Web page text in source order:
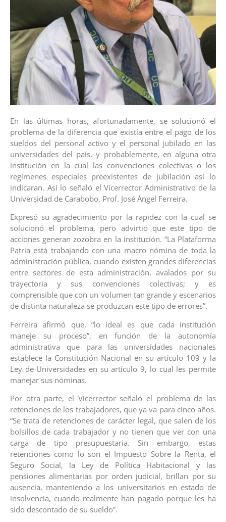
En las últimas horas, afortunadamente, se solucionó el
problema de la diferencia que existía entre el pago de los
sueldos del personal activo y el personal jubilado en las
universidades del país, y probablemente, en alguna otra
institución en la cual las convenciones colectivas o los
regímenes especiales preexistentes de jubilación así lo
indicaran. Así lo señaló el Vicerrector Administrativo de la
Universidad de Carabobo, Prof. José Ángel Ferreira.
Expresó su agradecimiento por la rapidez con la cual se
solucionó el problema, pero advirtió que este tipo de
acciones generan zozobra en la institución. “La Plataforma
Patria está trabajando con una macro nómina de toda la
administración pública, cuando existen grandes diferencias
entre sectores de esta administración, avalados por su
trayectoria y sus convenciones colectivas; y es
comprensible que con un volumen tan grande y escenarios
de distinta naturaleza se produzcan este tipo de errores”.
Ferreira afirmó que, “lo ideal es que cada institución
maneje su proceso”, en función de la autonomía
administrativa que para las universidades nacionales
establece la Constitución Nacional en su artículo 109 y la
Ley de Universidades en su artículo 9, lo cual les permite
manejar sus nóminas.
Por otra parte, el Vicerrector señaló el problema de las
retenciones de los trabajadores, que ya va para cinco años.
“Se trata de retenciones de carácter legal, que salen de los
bolsillos de cada trabajador y no tienen que ver con una
carga de tipo presupuestaria. Sin embargo, estas
retenciones como lo son el Impuesto Sobre la Renta, el
Seguro Social, la Ley de Política Habitacional y las
pensiones alimentarias por orden judicial, brillan por su
ausencia, manteniendo a los universitarios en estado de
insolvencia, cuando realmente han pagado porque les ha
sido descontado de su sueldo”.